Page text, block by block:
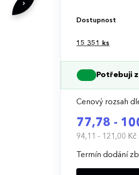
Dostupnost
15 351 ks
Potřebuji
Cenový rozsah
77,78 -
94,11 - 121,00 Kč
Termín dodání